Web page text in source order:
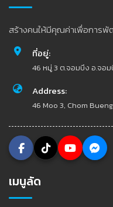
สร้างคนให้มีคุณค่าเพื่อการ
ที่อยู่:
46 หมู่ 3 ต.จอมบึง อ.จอม
Address:
46 Moo 3, Chom
เมนูลัด